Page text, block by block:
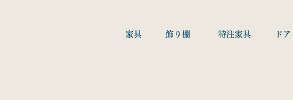
家具 飾り棚 特注家具 ドア